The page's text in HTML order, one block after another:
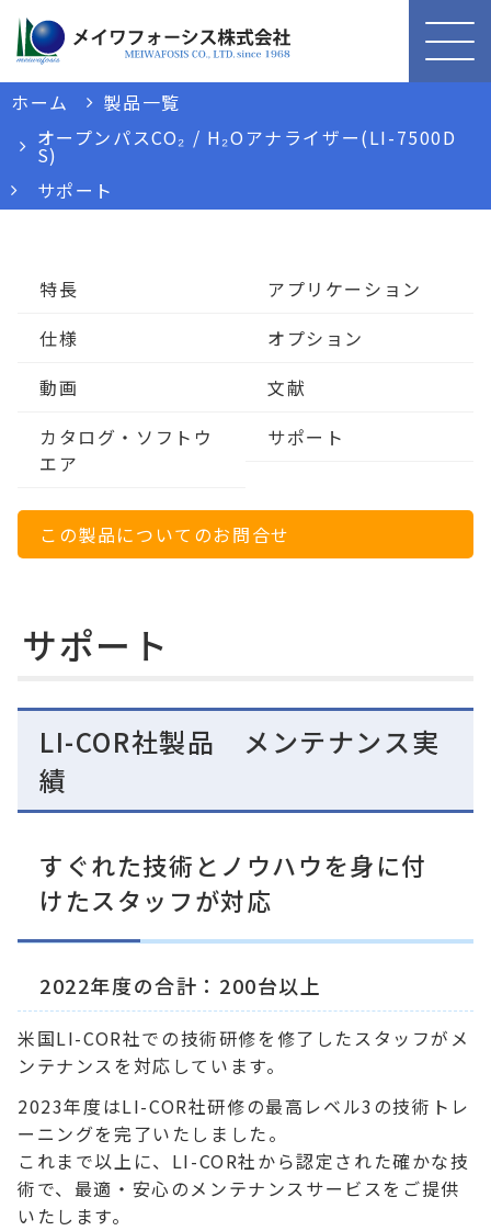
ホーム
製品一覧
オープンパスCO₂ / H₂Oアナライザー(LI-7500D
S)
サポート
特長
アプリケーション
仕様
オプション
動画
文献
カタログ・ソフトウ
エア
サポート
この製品についてのお問合せ
サポート
LI-COR社製品 メンテナンス実
績
すぐれた技術とノウハウを身に付
けたスタッフが対応
2022年度の合計：200台以上
米国LI-COR社での技術研修を修了したスタッフがメ
ンテナンスを対応しています。
2023年度はLI-COR社研修の最高レベル3の技術トレ
ーニングを完了いたしました。
これまで以上に、LI-COR社から認定された確かな技
術で、最適・安心のメンテナンスサービスをご提供
いたします。